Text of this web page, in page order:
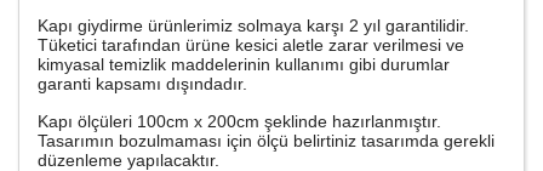
Kapı giydirme ürünlerimiz solmaya karşı 2 yıl garantilidir.
Tüketici tarafından ürüne kesici aletle zarar verilmesi ve
kimyasal temizlik maddelerinin kullanımı gibi durumlar
garanti kapsamı dışındadır.
Kapı ölçüleri 100cm x 200cm şeklinde hazırlanmıştır.
Tasarımın bozulmaması için ölçü belirtiniz tasarımda gerekli
düzenleme yapılacaktır.